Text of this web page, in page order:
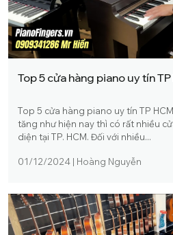
Top 5 cửa hàng piano uy tín
Top 5 cửa hàng piano uy tín TP
tăng như hiện nay thì có rất nhiều
diện tại TP. HCM. Đối với nhiều...
01/12/2024 | Hoàng Nguyễn